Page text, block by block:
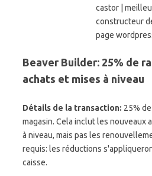
Beaver Builder: 25% de
achats et mises à niveau
Détails de la transaction: 25%
magasin. Cela inclut les nouveaux
à niveau, mais pas les
requis: les réductions
caisse.